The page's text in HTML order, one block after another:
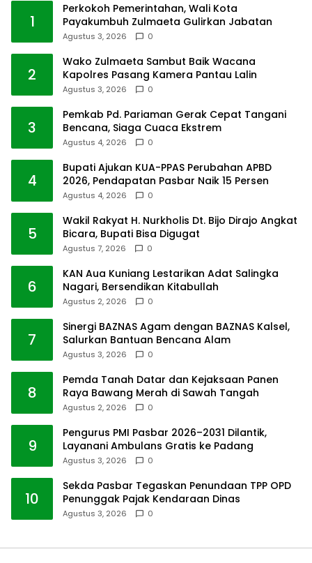
1
Perkokoh Pemerintahan, Wali Kota
Payakumbuh Zulmaeta Gulirkan Jabatan
Agustus 3, 2026 0
2
Wako Zulmaeta Sambut Baik Wacana
Kapolres Pasang Kamera Pantau Lalin
Agustus 3, 2026 0
3
Pemkab Pd. Pariaman Gerak Cepat Tangani
Bencana, Siaga Cuaca Ekstrem
Agustus 4, 2026 0
4
Bupati Ajukan KUA-PPAS Perubahan APBD
2026, Pendapatan Pasbar Naik 15 Persen
Agustus 4, 2026 0
5
Wakil Rakyat H. Nurkholis Dt. Bijo Dirajo Angkat
Bicara, Bupati Bisa Digugat
Agustus 7, 2026 0
6
KAN Aua Kuniang Lestarikan Adat Salingka
Nagari, Bersendikan Kitabullah
Agustus 2, 2026 0
7
Sinergi BAZNAS Agam dengan BAZNAS Kalsel,
Salurkan Bantuan Bencana Alam
Agustus 3, 2026 0
8
Pemda Tanah Datar dan Kejaksaan Panen
Raya Bawang Merah di Sawah Tangah
Agustus 2, 2026 0
9
Pengurus PMI Pasbar 2026–2031 Dilantik,
Layanani Ambulans Gratis ke Padang
Agustus 3, 2026 0
10
Sekda Pasbar Tegaskan Penundaan TPP OPD
Penunggak Pajak Kendaraan Dinas
Agustus 3, 2026 0